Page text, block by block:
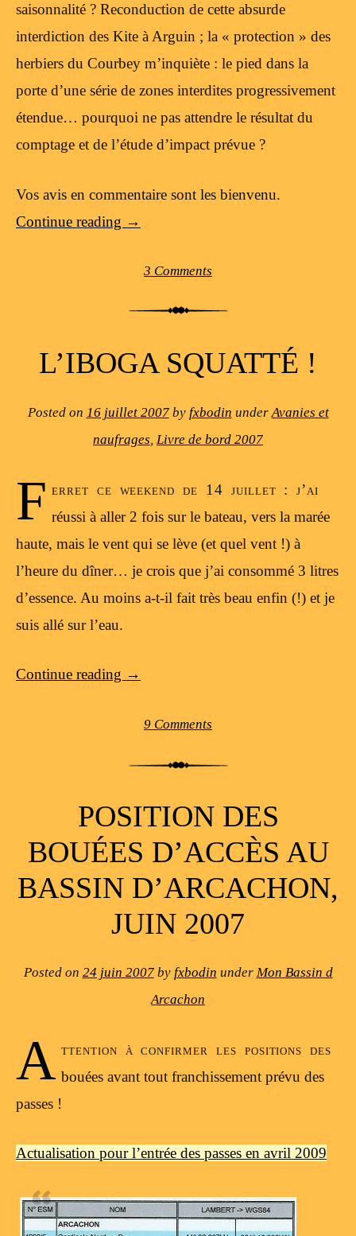
saisonnalité ? Reconduction de cette absurde
interdiction des Kite à Arguin ; la « protection » des
herbiers du Courbey m’inquiète : le pied dans la
porte d’une série de zones interdites progressivement
étendue… pourquoi ne pas attendre le résultat du
comptage et de l’étude d’impact prévue ?
Vos avis en commentaire sont les bienvenu.
Continue reading →
3 Comments
L’IBOGA SQUATTÉ !
Posted on 16 juillet 2007by fxbodin underAvanies et
naufrages, Livre de bord 2007
F erret ce weekend de 14 juillet : j’ai
réussi à aller 2 fois sur le bateau, vers la marée
haute, mais le vent qui se lève (et quel vent !) à
l’heure du dîner… je crois que j’ai consommé 3 litres
d’essence. Au moins a-t-il fait très beau enfin (!) et je
suis allé sur l’eau.
Continue reading →
9 Comments
POSITION DES
BOUÉES D’ACCÈS AU
BASSIN D’ARCACHON,
JUIN 2007
Posted on 24 juin 2007by fxbodin under Mon Bassin d
Arcachon
A ttention à confirmer les positions des
bouées avant tout franchissement prévu des
passes !
Actualisation pour l’entrée des passes en avril 2009